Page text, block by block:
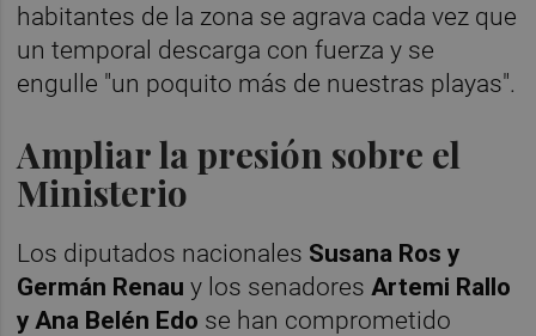
habitantes de la zona se agrava cada vez que
un temporal descarga con fuerza y se
engulle "un poquito más de nuestras playas".
Ampliar la presión sobre el
Ministerio
Los diputados nacionales Susana Ros y
Germán Renau y los senadores Artemi Rallo
y Ana Belén Edo se han comprometido